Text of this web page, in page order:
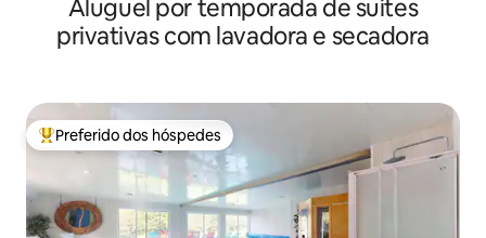
Aluguel por temporada de suítes
privativas com lavadora e secadora
Entre os melhores preferidos dos hóspedes
Preferido dos hóspedes